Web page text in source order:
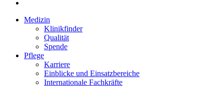
Medizin
Klinikfinder
Qualität
Spende
Pflege
Karriere
Einblicke und Einsatzbereiche
Internationale Fachkräfte